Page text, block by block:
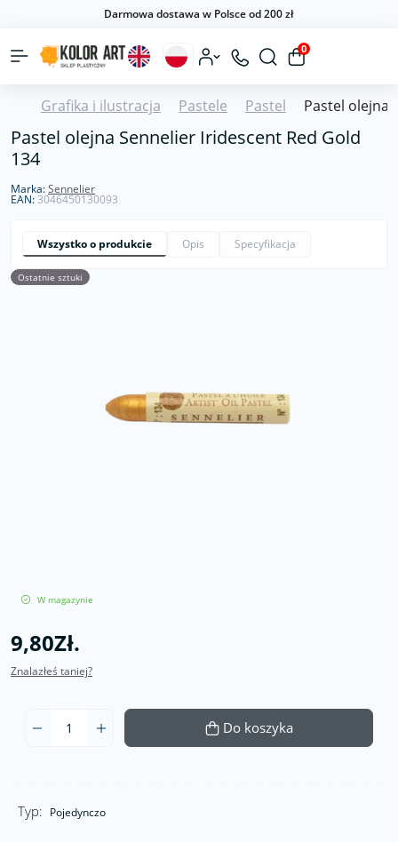
Darmowa dostawa w Polsce od 200 zł
0
Grafika i ilustracja Pastele Pastel Pastel olejna
Pastel olejna Sennelier Iridescent Red Gold
134
Marka:Sennelier
EAN:3046450130093
Wszystko o produkcie Opis Specyfikacja
Ostatnie sztuki
W magazynie
9,80Zł.
Znalazłeś taniej?
Do koszyka
Typ: Pojedynczo